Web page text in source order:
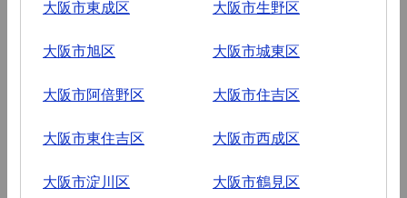
大阪市東成区 大阪市生野区
大阪市旭区 大阪市城東区
大阪市阿倍野区 大阪市住吉区
大阪市東住吉区 大阪市西成区
大阪市淀川区 大阪市鶴見区